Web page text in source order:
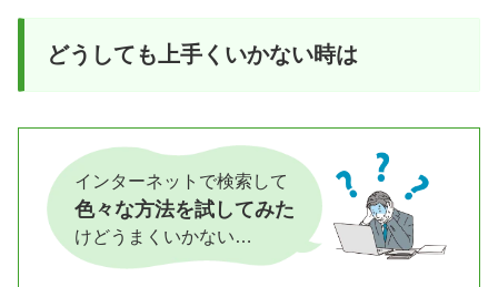
どうしても上手くいかない時は
インターネットで検索して
色々な方法を試してみた
けどうまくいかない…